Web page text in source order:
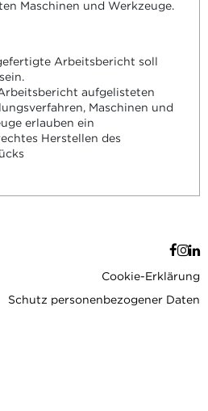
Maschinen und Werkzeuge.
Arbeitsbericht soll
aufgelisteten
Maschinen und
erlauben ein
Herstellen des
Cookie-Erklärung
Schutz personenbezogener Daten